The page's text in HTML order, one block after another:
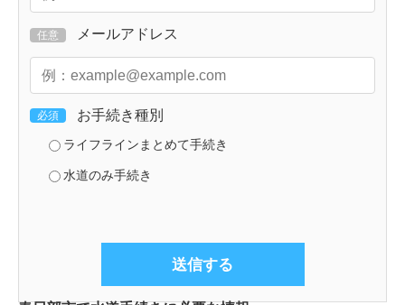
任意 メールアドレス
必須 お手続き種別
ライフラインまとめて手続き
水道のみ手続き